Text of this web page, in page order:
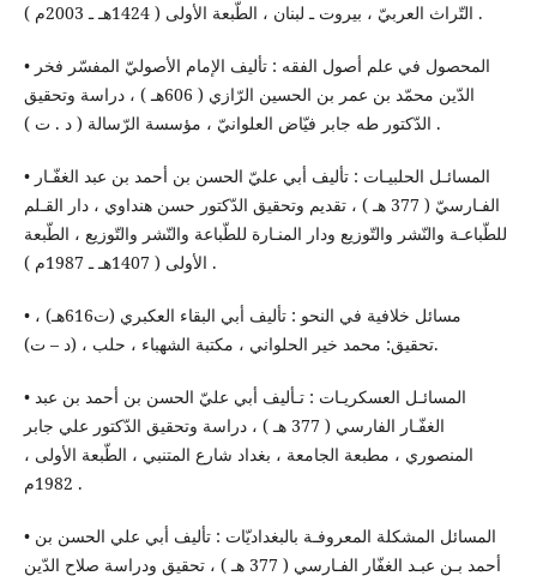
التّراث العربيّ ، بيروت ـ لبنان ، الطّبعة الأولى ( 1424هـ ـ 2003م ) .
• المحصول في علم أصول الفقه : تأليف الإمام الأصوليّ المفسّر فخر
الدّين محمّد بن عمر بن الحسين الرّازي ( 606هـ ) ، دراسة وتحقيق
الدّكتور طه جابر فيّاض العلوانيّ ، مؤسسة الرّسالة ( د . ت ) .
• المسائـل الحلبيـات : تأليف أبي عليّ الحسن بن أحمد بن عبد الغفّـار
الفـارسيّ ( 377 هـ ) ، تقديم وتحقيق الدّكتور حسن هنداوي ، دار القـلم
للطّباعـة والنّشر والتّوزيع ودار المنـارة للطّباعة والنّشر والتّوزيع ، الطّبعة
الأولى ( 1407هـ ـ 1987م ) .
• مسائل خلافية في النحو : تأليف أبي البقاء العكبري (ت616هـ) ،
تحقيق: محمد خير الحلواني ، مكتبة الشهباء ، حلب ، (د – ت).
• المسائـل العسكريـات : تـأليف أبي عليّ الحسن بن أحمد بن عبد
الغفّـار الفارسي ( 377 هـ ) ، دراسة وتحقيق الدّكتور علي جابر
المنصوري ، مطبعة الجامعة ، بغداد شارع المتنبي ، الطّبعة الأولى ،
1982م .
• المسائل المشكلة المعروفـة بالبغداديّات : تأليف أبي علي الحسن بن
أحمد بـن عبـد الغفّار الفـارسي ( 377 هـ ) ، تحقيق ودراسة صلاح الدّين